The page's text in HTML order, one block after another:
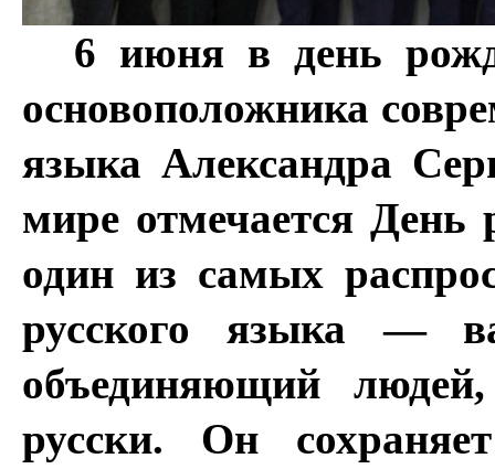
6 июня в день
основоположника
языка Александра
мире отмечается День
один из самых
русского языка —
объединяющий
русски. Он